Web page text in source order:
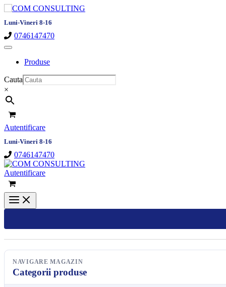
Skip
content
Luni-Vineri 8-16
0746147470
Produse
Cauta
×
Autentificare
Luni-Vineri 8-16
0746147470
Autentificare
NAVIGARE MAGAZIN
Categorii produse